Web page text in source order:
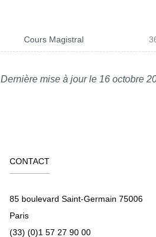
Cours Magistral
Dernière mise à jour le 16 octobre
CONTACT
85 boulevard Saint-Germain 75006
Paris
(33) (0)1 57 27 90 00